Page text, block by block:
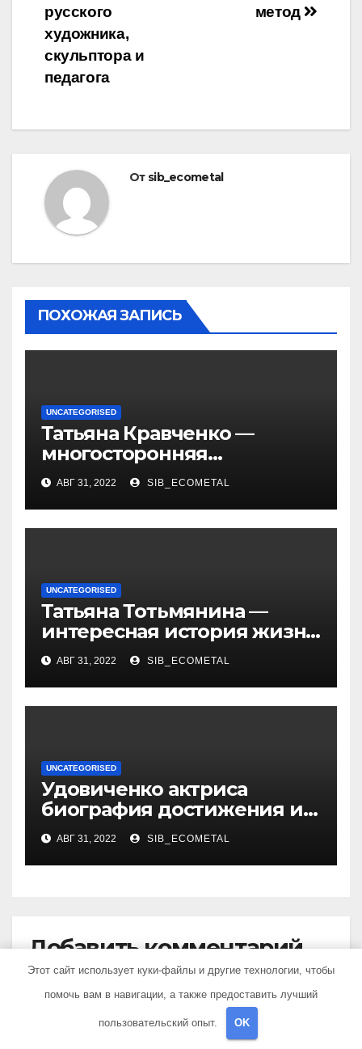
метод
русского
художника,
скульптора и
педагога
От sib_ecometal
ПОХОЖАЯ ЗАПИСЬ
UNCATEGORISED
Татьяна Кравченко —
многосторонняя
талантливая российская
актриса с богатой
биографией и успешной
карьерой
АВГ 31, 2022 SIB_ECOMETAL
UNCATEGORISED
Татьяна Тотьмянина —
интересная история жизни
российской фигуристки
АВГ 31, 2022 SIB_ECOMETAL
UNCATEGORISED
Удовиченко актриса
биография достижения и
интересные факты
АВГ 31, 2022 SIB_ECOMETAL
Добавить комментарий
Для отправки комментария вам необходимо
Этот сайт использует куки-файлы и другие технологии, чтобы
помочь вам в навигации, а также предоставить лучший
пользовательский опыт. OK